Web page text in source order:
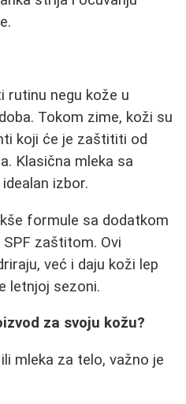
rutinu negu kože u
Tokom zime, koži su
koji će je zaštititi od
Klasična mleka sa
izbor.
formule sa dodatkom
zaštitom. Ovi
već i daju koži lep
letnjoj sezoni.
za svoju kožu?
mleka za telo, važno je